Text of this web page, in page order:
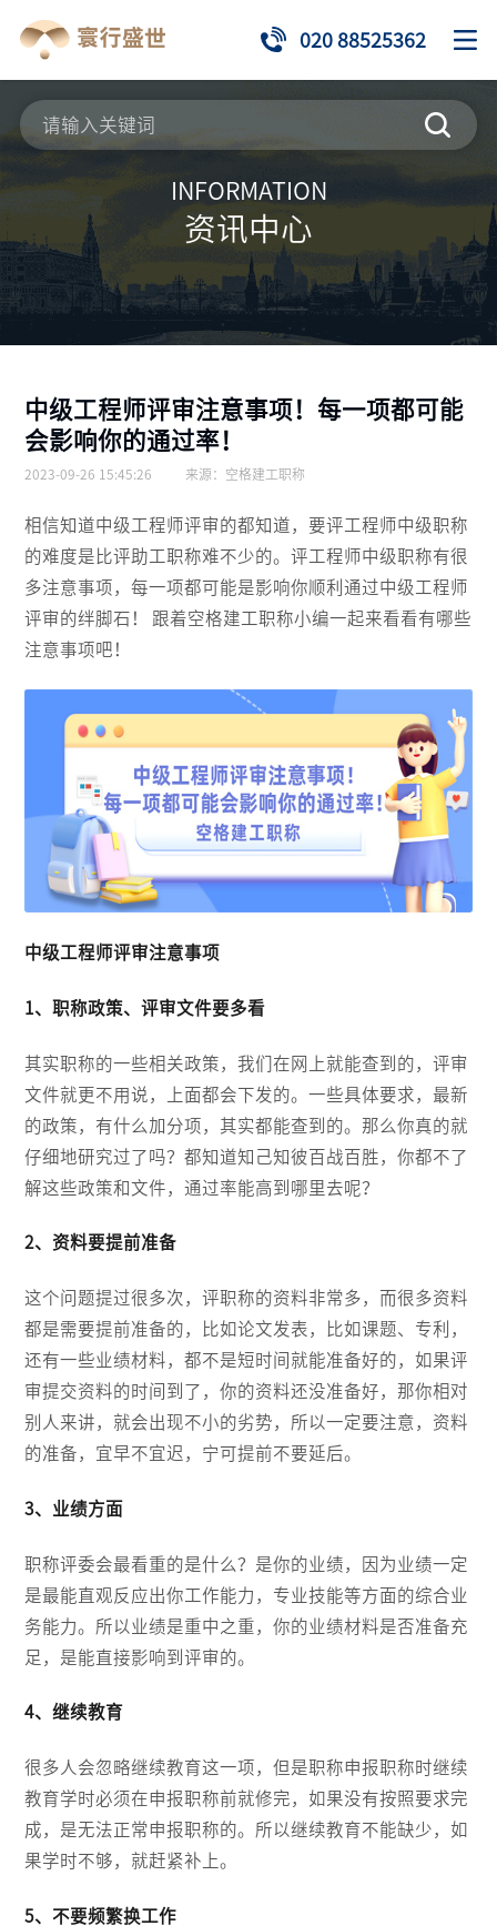
020 88525362
INFORMATION
资讯中心
中级工程师评审注意事项！每一项都可能
会影响你的通过率！
2023-09-26 15:45:26 来源： 空格建工职称
相信知道中级工程师评审的都知道，要评工程师中级职称
的难度是比评助工职称难不少的。评工程师中级职称有很
多注意事项，每一项都可能是影响你顺利通过中级工程师
评审的绊脚石！ 跟着空格建工职称小编一起来看看有哪些
注意事项吧！
中级工程师评审注意事项
1、职称政策、评审文件要多看
其实职称的一些相关政策，我们在网上就能查到的，评审
文件就更不用说，上面都会下发的。一些具体要求，最新
的政策，有什么加分项，其实都能查到的。那么你真的就
仔细地研究过了吗？都知道知己知彼百战百胜，你都不了
解这些政策和文件，通过率能高到哪里去呢？
2、资料要提前准备
这个问题提过很多次，评职称的资料非常多，而很多资料
都是需要提前准备的，比如论文发表，比如课题、专利，
还有一些业绩材料，都不是短时间就能准备好的，如果评
审提交资料的时间到了，你的资料还没准备好，那你相对
别人来讲，就会出现不小的劣势，所以一定要注意，资料
的准备，宜早不宜迟，宁可提前不要延后。
3、业绩方面
职称评委会最看重的是什么？是你的业绩，因为业绩一定
是最能直观反应出你工作能力，专业技能等方面的综合业
务能力。所以业绩是重中之重，你的业绩材料是否准备充
足，是能直接影响到评审的。
4、继续教育
很多人会忽略继续教育这一项，但是职称申报职称时继续
教育学时必须在申报职称前就修完，如果没有按照要求完
成，是无法正常申报职称的。所以继续教育不能缺少，如
果学时不够，就赶紧补上。
5、不要频繁换工作